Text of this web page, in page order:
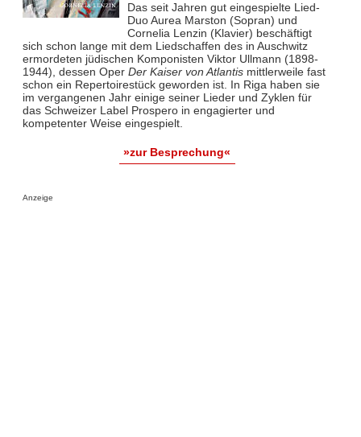
Das seit Jahren gut eingespielte Lied-
Duo Aurea Marston (Sopran) und
Cornelia Lenzin (Klavier) beschäftigt
sich schon lange mit dem Liedschaffen des in Auschwitz
ermordeten jüdischen Komponisten Viktor Ullmann (1898-
1944), dessen Oper Der Kaiser von Atlantismittlerweile fast
schon ein Repertoirestück geworden ist. In Riga haben sie
im vergangenen Jahr einige seiner Lieder und Zyklen für
das Schweizer Label Prospero in engagierter und
kompetenter Weise eingespielt.
»zur Besprechung«
Anzeige